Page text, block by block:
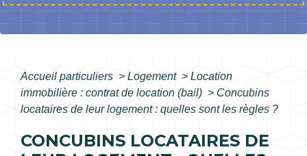
Accueil particuliers > Logement > Location
immobilière : contrat de location (bail) > Concubins
locataires de leur logement : quelles sont les règles ?
CONCUBINS LOCATAIRES DE